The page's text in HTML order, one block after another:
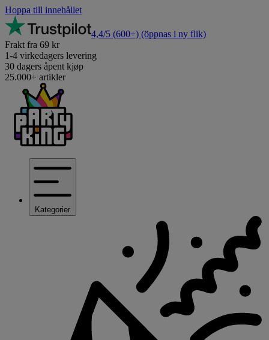
Hoppa till innehållet
4,4/5 (600+) (öppnas i ny flik)
Frakt fra 69 kr
1-4 virkedagers levering
30 dagers åpent kjøp
25.000+ artikler
Kategorier